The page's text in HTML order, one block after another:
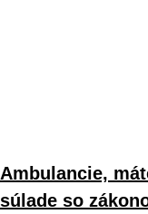
Ambulancie,
súlade so